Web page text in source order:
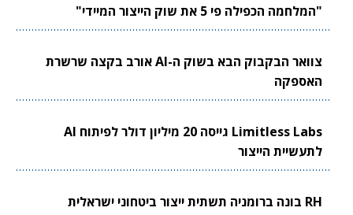
"המלחמה הכפילה פי 5 את שוק הייצור המיידי"
צוואר הבקבוק הבא בשוק ה-AI אורב בקצה שרשרת
האספקה
Limitless Labs גייסה 20 מיליון דולר לפיתוח AI
לתעשיית הייצור
RH בונה ברומניה תשתית ייצור ביטחוני ישראלית